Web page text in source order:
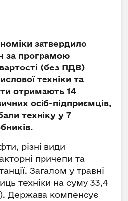
затвердило
за програмою
(без ПДВ)
техніки та
отримають 14
осіб-підприємців,
техніку у 7
різні види
причепи та
Загалом у травні
техніки на суму 33,4
Держава компенсує